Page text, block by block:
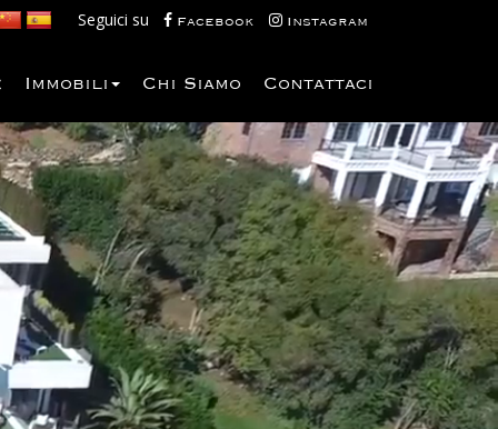
Seguici su Facebook Instagram
Immobili Chi Siamo Contattaci